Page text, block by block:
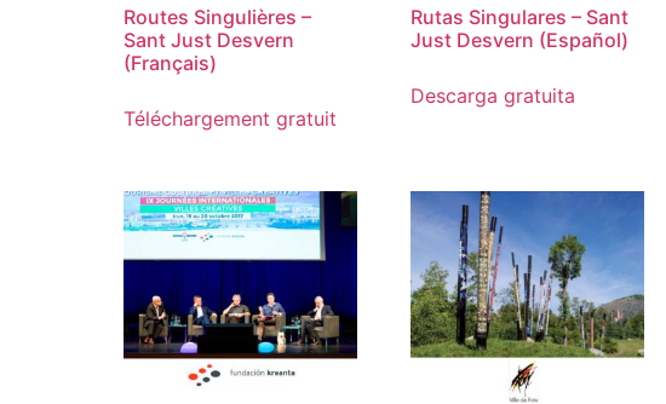
Routes Singulières –
Sant Just Desvern
(Français)
Téléchargement gratuit
Rutas Singulares – Sant
Just Desvern (Español)
Descarga gratuita